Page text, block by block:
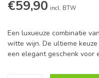
€59,90 incl. BTW
Een luxueuze combinatie
witte wijn. De ultieme
een elegant geschenk voor